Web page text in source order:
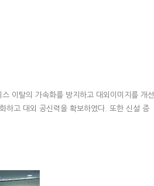
이탈의 가속화를 방지하고 대외이미지를 개선
하고 대외 공신력을 확보하였다. 또한 신설 증